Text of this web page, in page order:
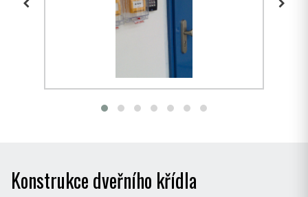
Konstrukce dveřního křídla